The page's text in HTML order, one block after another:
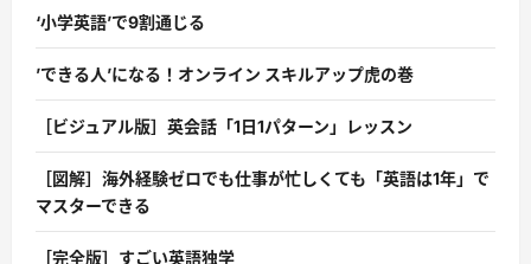
‘小学英語’で9割通じる
’できる人’になる！オンライン スキルアップ虎の巻
［ビジュアル版］英会話「1日1パターン」レッスン
［図解］海外経験ゼロでも仕事が忙しくても「英語は1年」で
マスターできる
［完全版］すごい英語独学